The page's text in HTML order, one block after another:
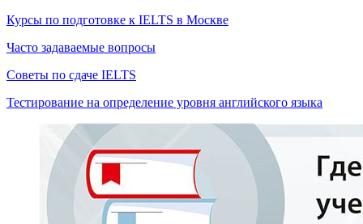
Курсы по подготовке к IELTS в Москве
Часто задаваемые вопросы
Советы по сдаче IELTS
Тестирование на определение уровня английского языка